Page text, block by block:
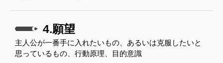
4.願望
主人公が一番手に入れたいもの、あるいは克服したいと
思っているもの、行動原理、目的意識